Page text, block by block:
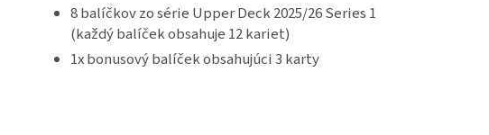
8 balíčkov zo série Upper Deck 2025/26 Series 1
(každý balíček obsahuje 12 kariet)
1x bonusový balíček obsahujúci 3 karty